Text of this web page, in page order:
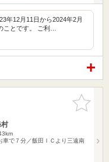
年12月11日から2024年2月
ことです。 ご利…
お気に入
りに追加
車で７分／飯田ＩＣより三遠南